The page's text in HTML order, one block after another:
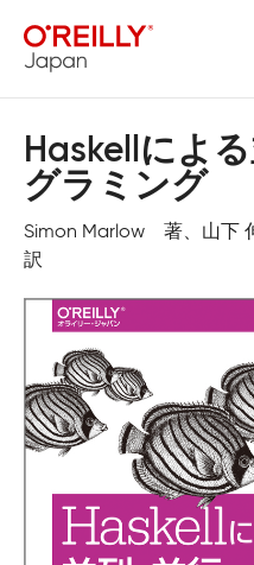
Haskellによ
グラミング
Simon Marlow 著、山下
訳